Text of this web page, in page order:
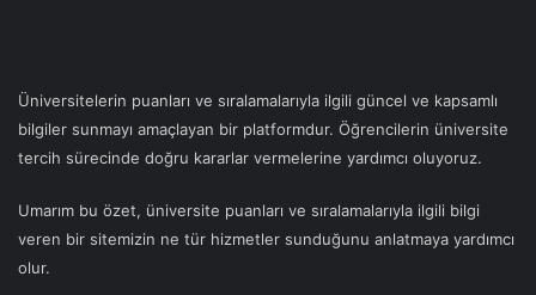
Üniversitelerin puanları ve sıralamalarıyla ilgili güncel ve kapsamlı
bilgiler sunmayı amaçlayan bir platformdur. Öğrencilerin üniversite
tercih sürecinde doğru kararlar vermelerine yardımcı oluyoruz.
Umarım bu özet, üniversite puanları ve sıralamalarıyla ilgili bilgi
veren bir sitemizin ne tür hizmetler sunduğunu anlatmaya yardımcı
olur.